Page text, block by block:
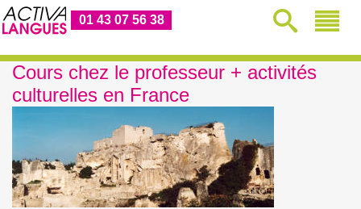
01 43 07 56 38
Cours chez le professeur + activités
culturelles en France